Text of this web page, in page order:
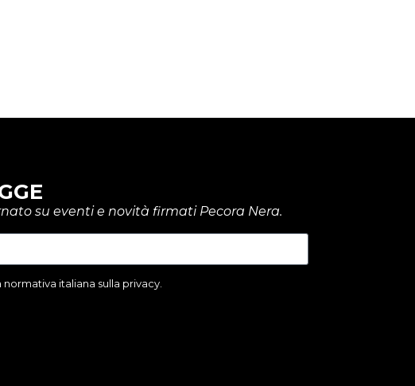
su eventi e novità firmati Pecora Nera.
italiana sulla privacy.